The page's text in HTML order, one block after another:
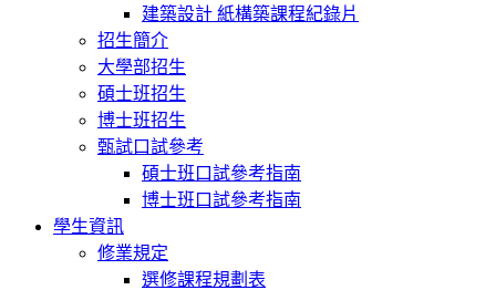
建築設計 紙構築課程紀錄片
招生簡介
大學部招生
碩士班招生
博士班招生
甄試口試參考
碩士班口試參考指南
博士班口試參考指南
學生資訊
修業規定
選修課程規劃表